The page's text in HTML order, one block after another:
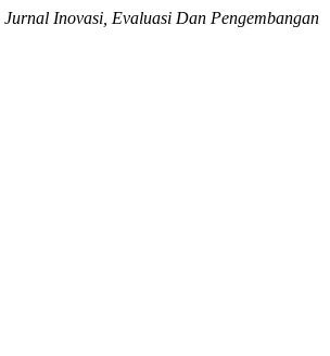
Jurnal Inovasi, Evaluasi Dan Pengembangan